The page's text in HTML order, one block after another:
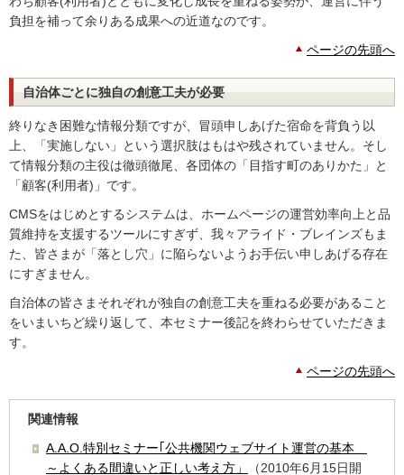
負担を補って余りある成果への近道なのです。
ページの先頭へ
自治体ごとに独自の創意工夫が必要
終りなき困難な情報分類ですが、冒頭申しあげた宿命を背負う以
上、「実施しない」という選択肢はもはや残されていません。そし
て情報分類の主役は徹頭徹尾、各団体の「目指す町のありかた」と
「顧客(利用者)」です。
CMSをはじめとするシステムは、ホームページの運営効率向上と品
質維持を支援するツールにすぎず、我々アライド・ブレインズもま
た、皆さまが「落とし穴」に陥らないようお手伝い申しあげる存在
にすぎません。
自治体の皆さまそれぞれが独自の創意工夫を重ねる必要があること
をいまいちど繰り返して、本セミナー後記を終わらせていただきま
す。
ページの先頭へ
関連情報
A.A.O.特別セミナー｢公共機関ウェブサイト運営の基本
～よくある間違いと正しい考え方」
（2010年6月15日開